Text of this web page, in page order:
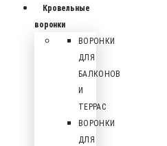
Кровельные
воронки
ВОРОНКИ
ДЛЯ
БАЛКОНОВ
И
ТЕРРАС
ВОРОНКИ
ДЛЯ